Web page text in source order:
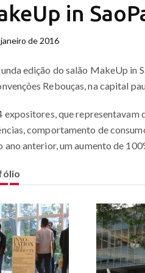
in
de 2016
edição do salão MakeUp in
Rebouças, na capital
expositores, que representavam
comportamento de
ano anterior, um aumento de